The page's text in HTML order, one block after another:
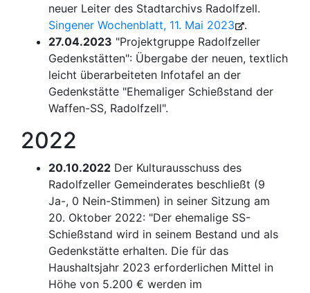
neuer Leiter des Stadtarchivs Radolfzell.
Singener Wochenblatt, 11. Mai 2023
.
27.04.2023 "Projektgruppe Radolfzeller
Gedenkstätten": Übergabe der neuen, textlich
leicht überarbeiteten Infotafel an der
Gedenkstätte "Ehemaliger Schießstand der
Waffen-SS, Radolfzell".
2022
20.10.2022 Der Kulturausschuss des
Radolfzeller Gemeinderates beschließt (9
Ja-, 0 Nein-Stimmen) in seiner Sitzung am
20. Oktober 2022: "Der ehemalige SS-
Schießstand wird in seinem Bestand und als
Gedenkstätte erhalten. Die für das
Haushaltsjahr 2023 erforderlichen Mittel in
Höhe von 5.200 € werden im